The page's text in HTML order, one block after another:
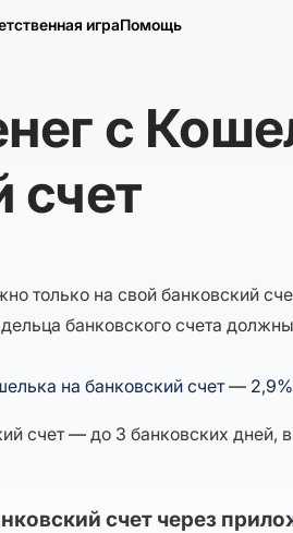
играПомощь
с
счет
только на свой банковский
банковского счета должны
на банковский счет—
счет— до 3 банковских дней,
счет через